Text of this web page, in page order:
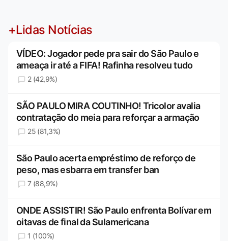
+Lidas Notícias
VÍDEO: Jogador pede pra sair do São Paulo e
ameaça ir até a FIFA! Rafinha resolveu tudo
2 (42,9%)
SÃO PAULO MIRA COUTINHO! Tricolor avalia
contratação do meia para reforçar a armação
25 (81,3%)
São Paulo acerta empréstimo de reforço de
peso, mas esbarra em transfer ban
7 (88,9%)
ONDE ASSISTIR! São Paulo enfrenta Bolívar em
oitavas de final da Sulamericana
1 (100%)